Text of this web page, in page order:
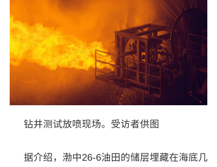
钻井测试放喷现场。受访者供图
据介绍，渤中26-6油田的储层埋藏在海底几